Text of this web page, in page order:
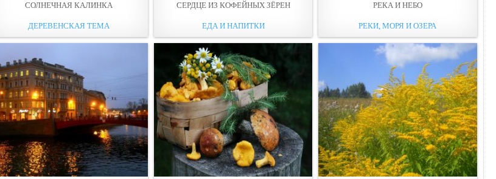
СОЛНЕЧНАЯ КАЛИНКА
ДЕРЕВЕНСКАЯ ТЕМА
СЕРДЦЕ ИЗ КОФЕЙНЫХ ЗЁРЕН
ЕДА И НАПИТКИ
РЕКА И НЕБО
РЕКИ, МОРЯ И ОЗЕРА